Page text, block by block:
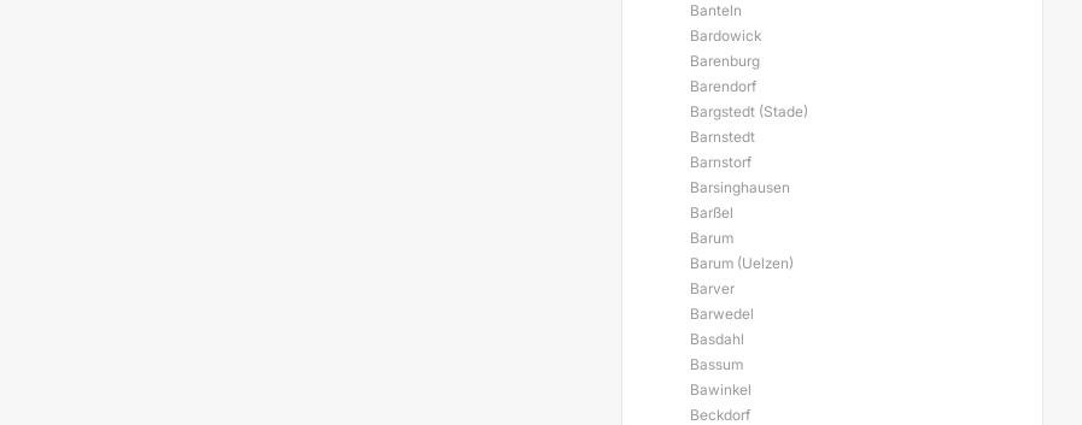
Banteln
Bardowick
Barenburg
Barendorf
Bargstedt (Stade)
Barnstedt
Barnstorf
Barsinghausen
Barßel
Barum
Barum (Uelzen)
Barver
Barwedel
Basdahl
Bassum
Bawinkel
Beckdorf